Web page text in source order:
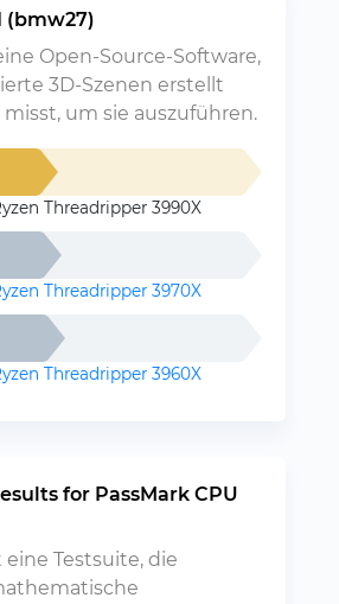
(bmw27)
Open-Source-Software,
3D-Szenen erstellt
um sie auszuführen.
Threadripper 3990X
Threadripper 3970X
Threadripper 3960X
for PassMark CPU
eine Testsuite, die